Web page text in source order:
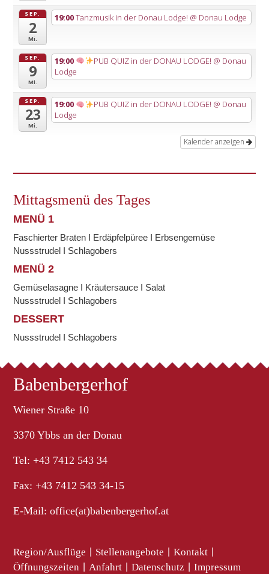
SEP.
2
Mi.
19:00Tanzmusik in der Donau Lodge! @ Donau Lodge
SEP.
9
Mi.
19:00 PUB QUIZ in der DONAU LODGE! @ Donau
Lodge
SEP.
23
Mi.
19:00 PUB QUIZ in der DONAU LODGE! @ Donau
Lodge
Kalender anzeigen
Mittagsmenü des Tages
MENÜ 1
Faschierter Braten I Erdäpfelpüree I Erbsengemüse
Nussstrudel I Schlagobers
MENÜ 2
Gemüselasagne I Kräutersauce I Salat
Nussstrudel I Schlagobers
DESSERT
Nussstrudel I Schlagobers
Babenbergerhof
Wiener Straße 10
3370 Ybbs an der Donau
Tel: +43 7412 543 34
Fax: +43 7412 543 34-15
E-Mail:office(at)babenbergerhof.at
Region/Ausflüge Stellenangebote Kontakt
Öffnungszeiten Anfahrt Datenschutz Impressum